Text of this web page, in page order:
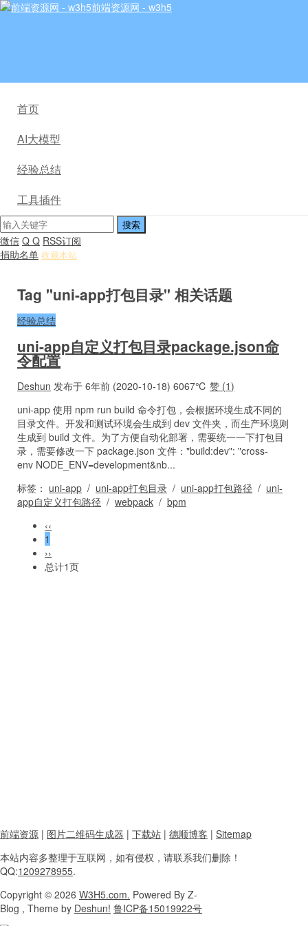
前端资源网 - w3h5
首页
AI大模型
经验总结
工具插件
微信 Q Q RSS订阅
捐助名单 收藏本站
Tag "uni-app打包目录" 相关话题
经验总结
uni-app自定义打包目录package.json命
令配置
Deshun 发布于 6年前 (2020-10-18) 6067℃ 赞 (1)
uni-app 使用 npm run build 命令打包，会根据环境生成不同的
目录文件。开发和测试环境会生成到 dev 文件夹，而生产环境则
生成到 build 文件。为了方便自动化部署，需要统一一下打包目
录，需要修改一下 package.json 文件："build:dev": "cross-
env NODE_ENV=development&nb...
标签： uni-app / uni-app打包目录 / uni-app打包路径 / uni-
app自定义打包路径 / webpack / bpm
‹‹
1
››
总计1页
前端资源 | 图片二维码生成器 | 下载站 | 德顺博客 | Sitemap
本站内容多整理于互联网， 如有侵权，请联系我们删除！
QQ:1209278955.
Copyright © 2026 W3H5.com. Powered By Z-
Blog , Theme by Deshun! 鲁ICP备15019922号